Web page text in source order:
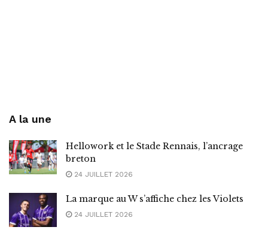
A la une
Hellowork et le Stade Rennais, l’ancrage
breton
24 JUILLET 2026
La marque au W s’affiche chez les Violets
24 JUILLET 2026